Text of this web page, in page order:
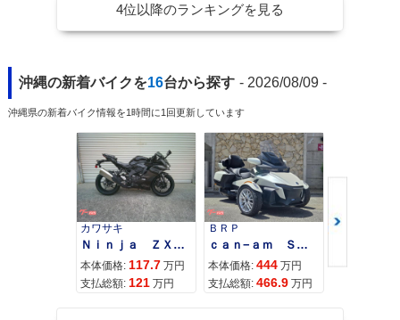
4位以降のランキングを見る
沖縄の新着バイクを16台から探す - 2026/08/09 -
沖縄県の新着バイク情報を1時間に1回更新しています
カワサキ
Ｎｉｎｊａ ＺＸ−４Ｒ ＳＥ
本体価格: 117.7 万円
支払総額: 121 万円
ＢＲＰ
ｃａｎ−ａｍ ＳＰＹＤＥＲ ＲＴ ＬＩＭＩＴＥＤ
本体価格: 444 万円
支払総額: 466.9 万円
スズキ
本体価格: